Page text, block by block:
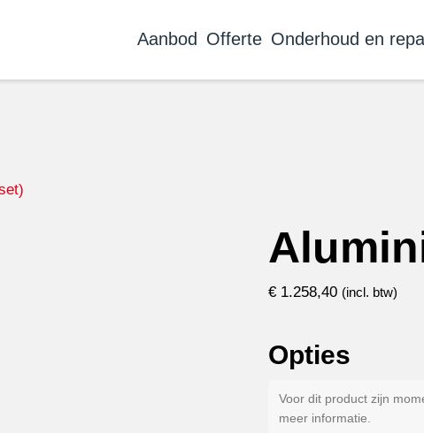
Aanbod Offerte Onderhoud en
€ 1.258,40 (incl. btw)
Opties
Voor dit product zijn
meer informatie.